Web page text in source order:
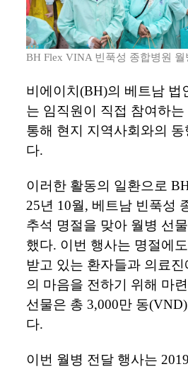
BH Flex VINA 빈푹성 종합병원 월
비에이치 (BH)의 베트남 법
는 임직원이 직접 참여하는
통해 현지 지역사회와의 동
다.
이러한 활동의 일환으로
25년 10월, 베트남 빈푹성
추석 명절을 맞아 월병 선물
했다. 이번 행사는 명절에도
받고 있는 환자들과 의료진
의 마음을 전하기 위해 마
선물은 총 3,000만 동(VND)
다.
이번 월병 전달 행사는 2019